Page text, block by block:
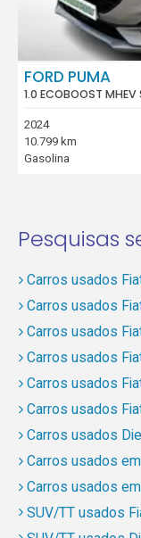
FORD PUMA
1.0 ECOBOOST
2024
10.799 km
Gasolina
Pesquisas
Carros usados
Carros usados
Carros usados
Carros usados
Carros usados
Carros usados
Carros usados
Carros usados
Carros usados
SUV/TT usados